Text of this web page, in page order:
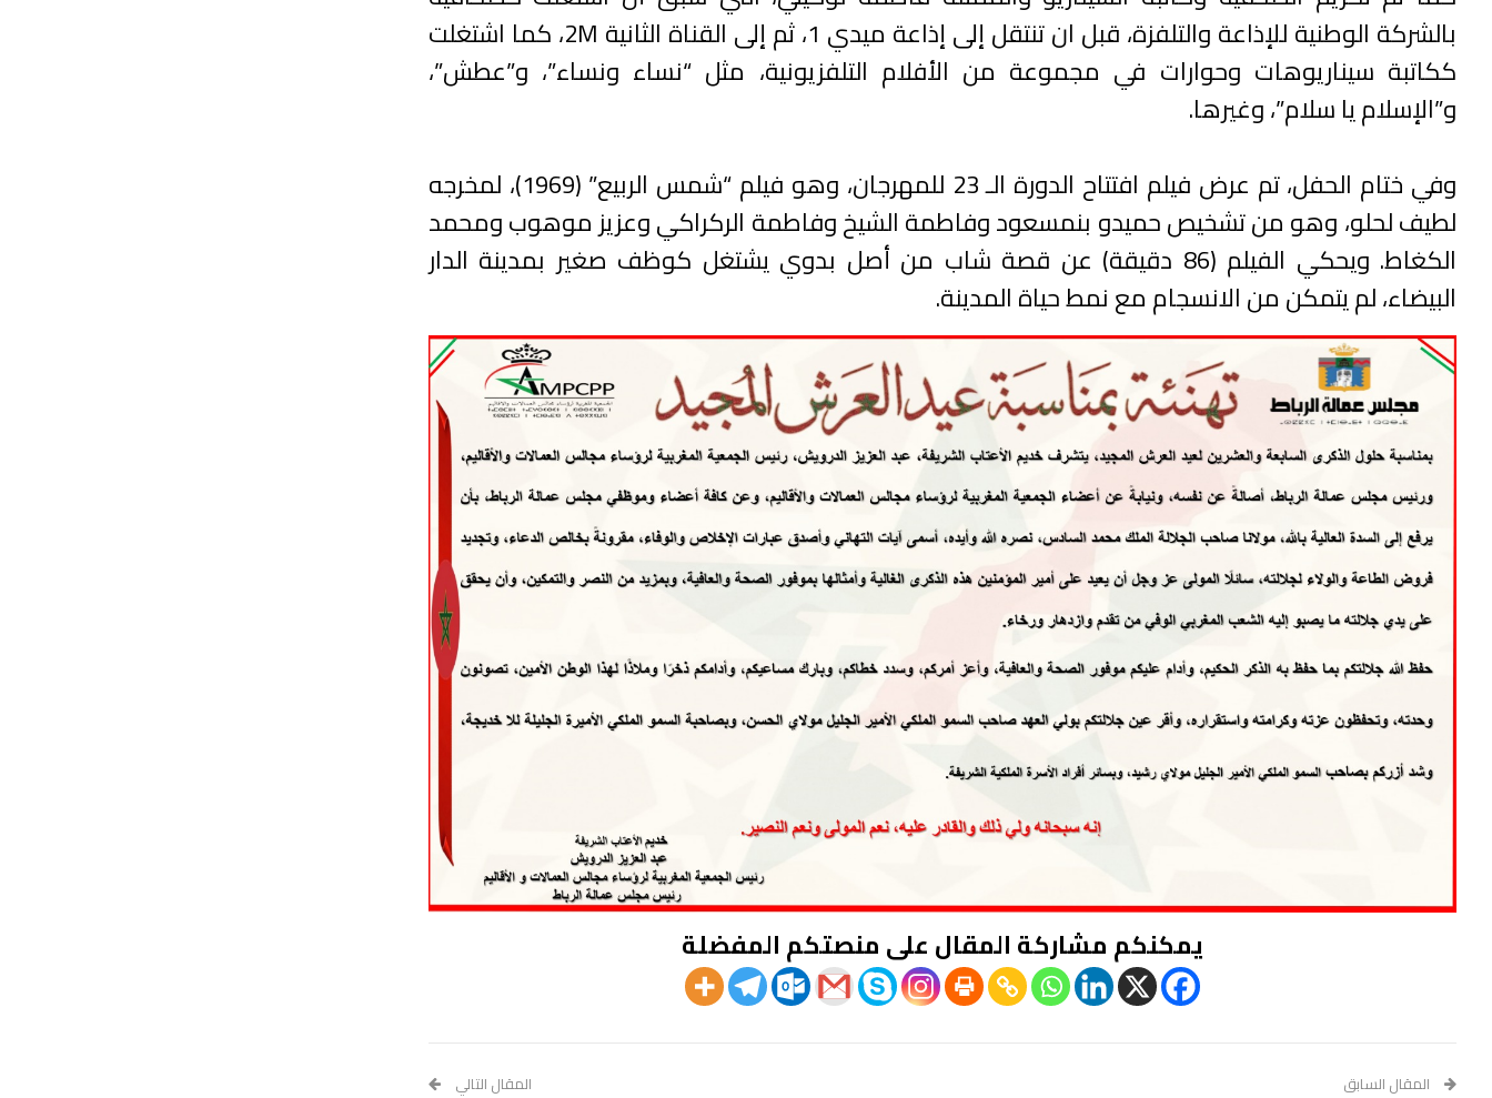
بالشركة الوطنية للإذاعة والتلفزة، قبل ان تنتقل إلى إذاعة ميدي 1، ثم إلى القناة الثانية 2M، كما اشتغلت
ككاتبة سيناريوهات وحوارات في مجموعة من الأفلام التلفزيونية، مثل “نساء ونساء”، و”عطش”،
و”الإسلام يا سلام”، وغيرها.
وفي ختام الحفل، تم عرض فيلم افتتاح الدورة الـ 23 للمهرجان، وهو فيلم “شمس الربيع” (1969)، لمخرجه
لطيف لحلو، وهو من تشخيص حميدو بنمسعود وفاطمة الشيخ وفاطمة الركراكي وعزيز موهوب ومحمد
الكغاط. ويحكي الفيلم (86 دقيقة) عن قصة شاب من أصل بدوي يشتغل كوظف صغير بمدينة الدار
البيضاء، لم يتمكن من الانسجام مع نمط حياة المدينة.
يمكنكم مشاركة المقال على منصتكم المفضلة
المقال السابق المقال التالي